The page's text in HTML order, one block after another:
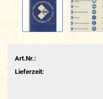
Art.Nr.:
Lieferzeit: